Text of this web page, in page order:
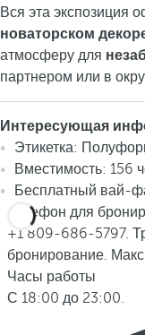
Вся эта экспозиция
новаторском
атмосферу для
партнером или в
Интересующая
Этикетка:
Вместимость: 156
Бесплатный вай-
Телефон для
+1 809-686-5797.
бронирование.
Часы работы
С 18:00 до 23:00.